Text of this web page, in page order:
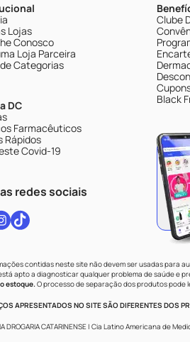
Lojas
Conosco
Loja Parceira
Categorias
DC
Farmacêuticos
Rápidos
Covid-19
redes sociais
Clube
Black
contidas neste site não devem ser usadas para
apto a diagnosticar qualquer problema de saúde e
estoque.O processo de separação dos produtos pode
APRESENTADOS NO SITE SÃO DIFERENTES DOS
DROGARIA CATARINENSE | Cia Latino Americana de